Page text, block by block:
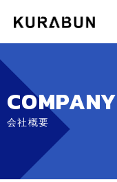
COMPANY
会社概要